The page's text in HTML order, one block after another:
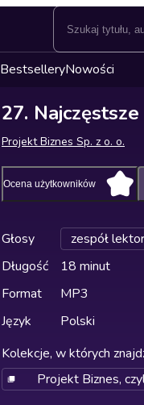
BestselleryNowości
27.
Projekt Biznes Sp. z o. o.
Ocena użytkowników
Głosy
zespół
Długość
18 minut
Format
MP3
Język
Polski
Kolekcje, w których
Projekt Biznes,